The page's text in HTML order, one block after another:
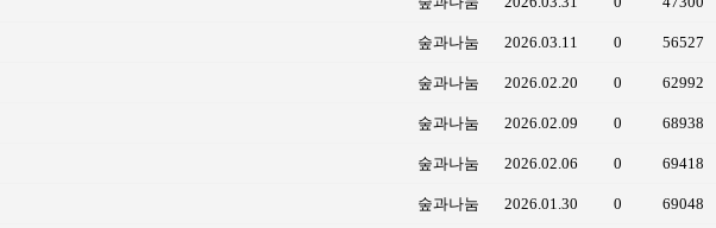
숲과나눔 2026.03.11 0 56527
숲과나눔 2026.02.20 0 62992
숲과나눔 2026.02.09 0 68938
숲과나눔 2026.02.06 0 69418
숲과나눔 2026.01.30 0 69048